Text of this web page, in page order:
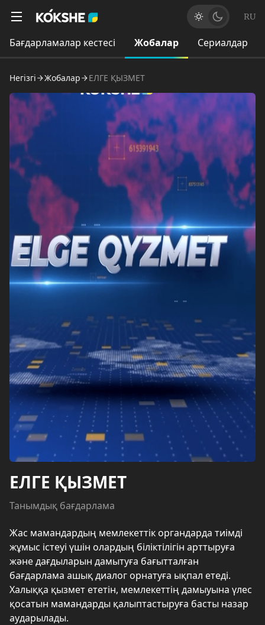
RU
Бағдарламалар кестесі Жобалар Сериалдар
Негізгі Жобалар ЕЛГЕ ҚЫЗМЕТ
ЕЛГЕ ҚЫЗМЕТ
Танымдық бағдарлама
Жас мамандардың мемлекеттік органдарда тиімді
жұмыс істеуі үшін олардың біліктілігін арттыруға
және дағдыларын дамытуға бағытталған
бағдарлама ашық диалог орнатуға ықпал етеді.
Халыққа қызмет ететін, мемлекеттің дамыуына үлес
қосатын мамандарды қалыптастыруға басты назар
аударылады.